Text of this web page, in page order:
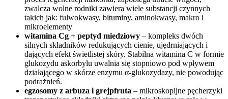
zwalcza wolne rodniki zawiera wiele substancji czynnych
takich jak: fulwokwasy, bituminy, aminokwasy, makro i
mikroelementy
witamina Cg + peptyd miedziowy – kompleks dwóch
silnych składników redukujących cienie, ujędrniających i
dających efekt świetlistej skóry. Stabilna witamina C w formie
glukozydu askorbylu uwalnia się stopniowo pod wpływem
działającego w skórze enzymu α-glukozydazy, nie powodując
podrażnień.
egzosomy z arbuza i grejpfruta – mikroskopijne pęcherzyki